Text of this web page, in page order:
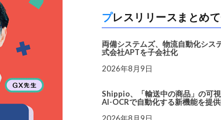
プレスリリースまとめ
両備システムズ、物流自動化シス
式会社APTを子会社化
2026年8月9日
Shippio、「輸送中の商品」の可
AI-OCRで自動化する新機能を提
2026年8月9日